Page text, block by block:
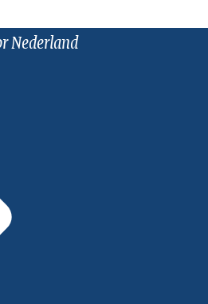
Nederland